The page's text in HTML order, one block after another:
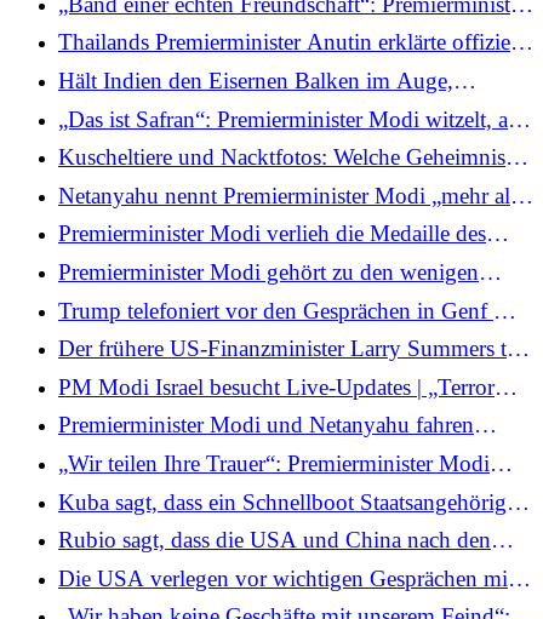
Raubüberfall zurückgetreten ist
Modi und Netanyahu halten „ausgezeichnetes
Treffen“ vor Knesset-Rede ab
Thailands Premierminister Anutin erklärte offiziell
den Wahlsieger
Hält Indien den Eisernen Balken im Auge,
während Modi Israel besucht?
„Das ist Safran“: Premierminister Modi witzelt, als
der israelische Premierminister die passende Farbe
von Sara Netanyahus Outfit, seinem Einstecktuch,
hervorhebt
Kuscheltiere und Nacktfotos: Welche Geheimnisse
verbarg Epsteins Pariser Haus?
Netanyahu nennt Premierminister Modi „mehr als
einen Freund, einen Bruder“ und begrüßt in seiner
Ansprache in der Knesset die wachsenden
Beziehungen zwischen Indien und Israel
Premierminister Modi verlieh die Medaille des
Sprechers der Knesset und sagte, die Ehre spiegele
die „dauerhafte Freundschaft“ zwischen Indien und
Israel wider
Premierminister Modi gehört zu den wenigen
globalen Führungspersönlichkeiten, die sowohl
von Israel als auch von Palästina geehrt wurden
Trump telefoniert vor den Gesprächen in Genf mit
dem ukrainischen Politiker Selenskyj
Der frühere US-Finanzminister Larry Summers tritt
wegen Epstein-Beziehungen von Harvard-Posten
zurück
PM Modi Israel besucht Live-Updates | „Terror
überall bedroht den Frieden überall“: Modi fordert
koordinierte globale Maßnahmen in der Knesset
Premierminister Modi und Netanyahu fahren
gemeinsam im Auto zur Technologieausstellung
und unterstreichen damit ihre enge Verbindung
„Wir teilen Ihre Trauer“: Premierminister Modi
verurteilt Hamas-Angriff und sagt, Indien stehe „in
diesem Moment und darüber hinaus“ an der Seite
Israels
Kuba sagt, dass ein Schnellboot Staatsangehörige
mit Waffen und Sprengstoff auf einer
„terroristischen“ Infiltrationsmission beförderte
Rubio sagt, dass die USA und China nach den
volatilen Beziehungen im Vorfeld von Trumps
Reise nach Peking „strategisch stabil“ seien
Die USA verlegen vor wichtigen Gesprächen mit
dem Iran sechs weitere F-22-Stealth-